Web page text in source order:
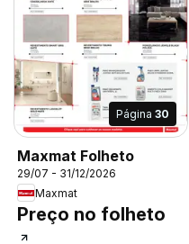
Página 30
Maxmat Folheto
29/07 - 31/12/2026
Maxmat
Preço no folheto